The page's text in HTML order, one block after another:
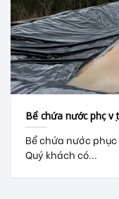
Bể chứa nước phục
Bể chứa nước
Quý khách có...